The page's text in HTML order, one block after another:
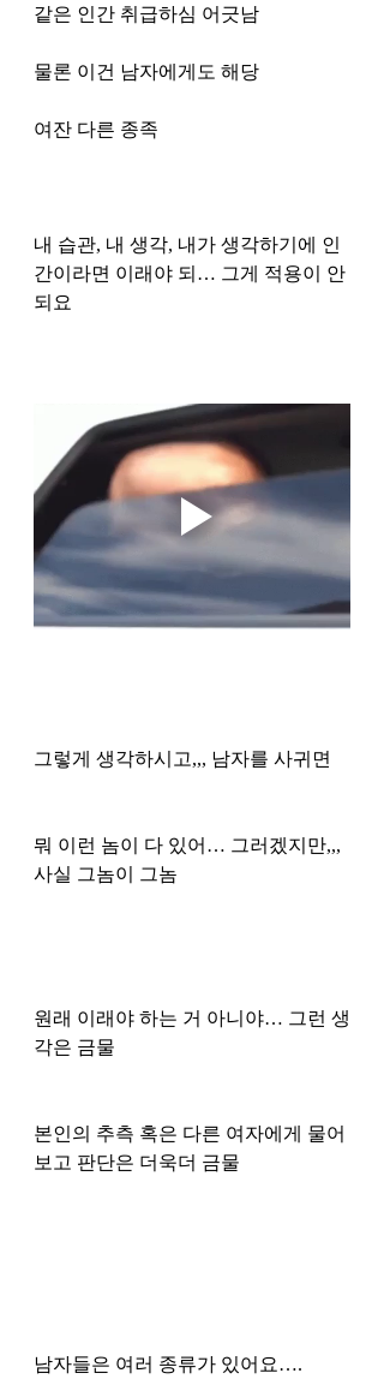
같은 인간 취급하심 어긋남
물론 이건 남자에게도 해당
여잔 다른 종족
내 습관, 내 생각, 내가 생각하기에 인
간이라면 이래야 되… 그게 적용이 안
되요
그렇게 생각하시고,,, 남자를 사귀면
뭐 이런 놈이 다 있어… 그러겠지만,,,
사실 그놈이 그놈
원래 이래야 하는 거 아니야… 그런 생
각은 금물
본인의 추측 혹은 다른 여자에게 물어
보고 판단은 더욱더 금물
남자들은 여러 종류가 있어요….